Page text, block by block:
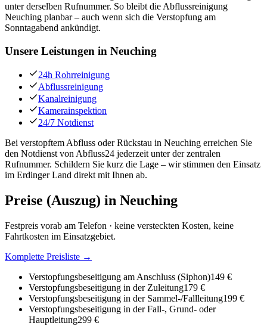
unter derselben Rufnummer. So bleibt die Abflussreinigung
Neuching planbar – auch wenn sich die Verstopfung am
Sonntagabend ankündigt.
Unsere Leistungen in Neuching
24h Rohrreinigung
Abflussreinigung
Kanalreinigung
Kamerainspektion
24/7 Notdienst
Bei verstopftem Abfluss oder Rückstau in Neuching erreichen Sie
den Notdienst von Abfluss24 jederzeit unter der zentralen
Rufnummer. Schildern Sie kurz die Lage – wir stimmen den Einsatz
im Erdinger Land direkt mit Ihnen ab.
Preise (Auszug) in Neuching
Festpreis vorab am Telefon · keine versteckten Kosten, keine
Fahrtkosten im Einsatzgebiet.
Komplette Preisliste →
Verstopfungsbeseitigung am Anschluss (Siphon)149 €
Verstopfungsbeseitigung in der Zuleitung179 €
Verstopfungsbeseitigung in der Sammel-/Fallleitung199 €
Verstopfungsbeseitigung in der Fall-, Grund- oder
Hauptleitung299 €